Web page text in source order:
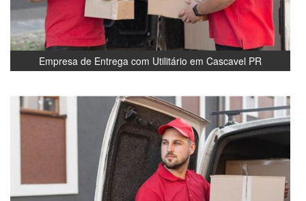
Empresa de Entrega com Utilitário em Cascavel PR